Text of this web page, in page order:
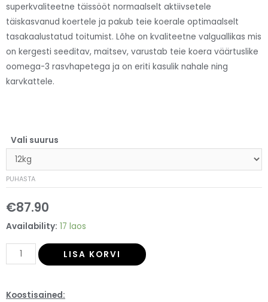
superkvaliteetne täissööt normaalselt aktiivsetele
täiskasvanud koertele ja pakub teie koerale optimaalselt
tasakaalustatud toitumist. Lõhe on kvaliteetne valguallikas mis
on kergesti seeditav, maitsev, varustab teie koera väärtuslike
oomega-3 rasvhapetega ja on eriti kasulik nahale ning
karvkattele.
Vali suurus
PUHASTA
€87.90
Availability: 17 laos
LISA KORVI
Koostisained: